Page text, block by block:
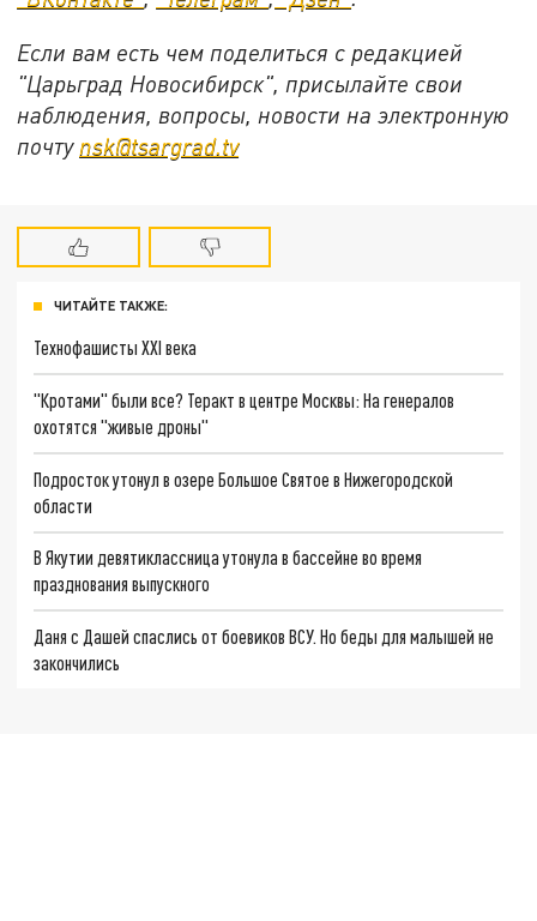
Если вам есть чем поделиться с редакцией
"Царьград Новосибирск", присылайте свои
наблюдения, вопросы, новости на электронную
почту nsk@tsargrad.tv
ЧИТАЙТЕ ТАКЖЕ:
Технофашисты XXI века
"Кротами" были все? Теракт в центре Москвы: На генералов
охотятся "живые дроны"
Подросток утонул в озере Большое Святое в Нижегородской
области
В Якутии девятиклассница утонула в бассейне во время
празднования выпускного
Даня с Дашей спаслись от боевиков ВСУ. Но беды для малышей не
закончились